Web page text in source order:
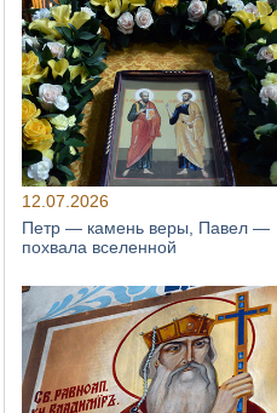
12.07.2026
Петр — камень веры, Павел —
похвала вселенной